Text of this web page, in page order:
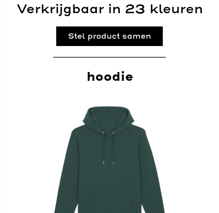
Verkrijgbaar in 23 kleuren
Stel product samen
hoodie